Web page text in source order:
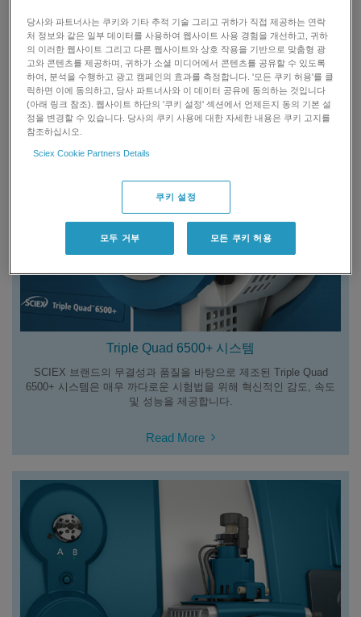
Triple Quad 6500+ 시스템
SCIEX 브랜드의 무결성과 품질을 바탕으로 제조된 Triple Quad
6500+ 시스템은 매우 까다로운 시험법을 위해 혁신적인 감도, 속도
및 성능을 제공합니다.
Read More
당사와 파트너사는 쿠키와 기타 추적 기술 그리고 귀하가 직접 제공하는 연락
처 정보와 같은 일부 데이터를 사용하여 웹사이트 사용 경험을 개선하고, 귀하
의 이러한 웹사이트 그리고 다른 웹사이트와 상호 작용을 기반으로 맞춤형 광
고와 콘텐츠를 제공하며, 귀하가 소셜 미디어에서 콘텐츠를 공유할 수 있도록
하여, 분석을 수행하고 광고 캠페인의 효과를 측정합니다. '모든 쿠키 허용'를 클
릭하면 이에 동의하고, 당사 파트너사와 이 데이터 공유에 동의하는 것입니다
(아래 링크 참조). 웹사이트 하단의 '쿠키 설정' 섹션에서 언제든지 동의 기본 설
정을 변경할 수 있습니다. 당사의 쿠키 사용에 대한 자세한 내용은 쿠키 고지를
참조하십시오.
Sciex Cookie Partners Details
쿠키 설정
모두 거부 모든 쿠키 허용